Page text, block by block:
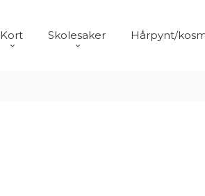
Kort Skolesaker Hårpynt/